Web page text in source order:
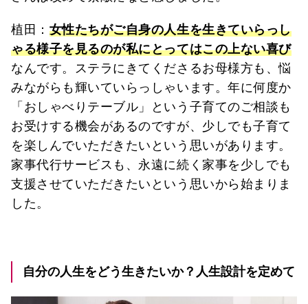
植田： 女性たちがご自身の人生を生きていらっし
ゃる様子を見るのが私にとってはこの上ない喜び
なんです。ステラにきてくださるお母様方も、悩
みながらも輝いていらっしゃいます。年に何度か
「おしゃべりテーブル」という子育てのご相談も
お受けする機会があるのですが、少しでも子育て
を楽しんでいただきたいという思いがあります。
家事代行サービスも、永遠に続く家事を少しでも
支援させていただきたいという思いから始まりま
した。
自分の人生をどう生きたいか？人生設計を定めて